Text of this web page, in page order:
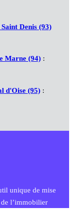
Denis (93)
Marne (94):
d'Oise (95):
unique de mise
l’immobilier